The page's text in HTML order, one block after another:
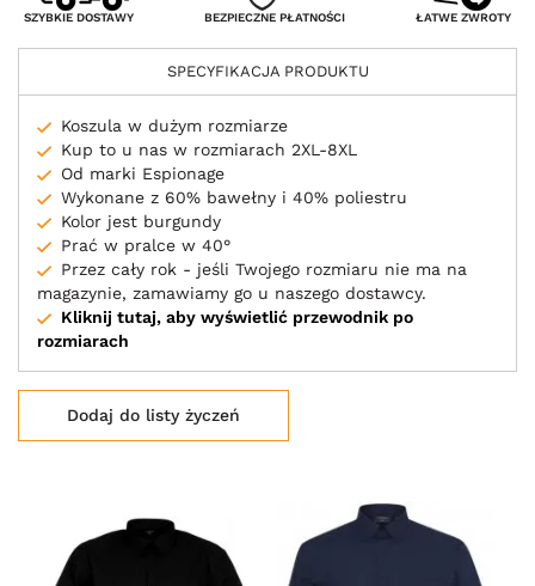
SZYBKIE DOSTAWY BEZPIECZNE PŁATNOŚCI ŁATWE ZWROTY
SPECYFIKACJA PRODUKTU
Koszula w dużym rozmiarze
Kup to u nas w rozmiarach 2XL-8XL
Od marki Espionage
Wykonane z 60% bawełny i 40% poliestru
Kolor jest burgundy
Prać w pralce w 40°
Przez cały rok - jeśli Twojego rozmiaru nie ma na
magazynie, zamawiamy go u naszego dostawcy.
Kliknij tutaj, aby wyświetlić przewodnik po
rozmiarach
Dodaj do listy życzeń